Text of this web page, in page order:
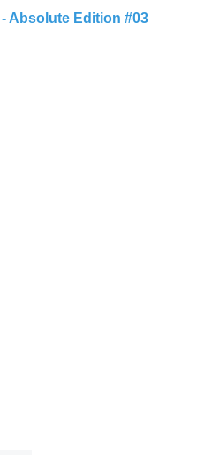
- Absolute Edition #03